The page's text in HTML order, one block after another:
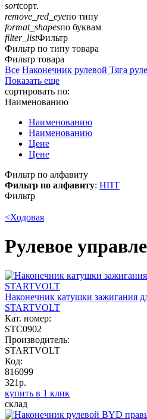
sortсорт.
remove_red_eyeпо типу
format_shapesпо буквам
filter_listФильтр
Фильтр по типу товара
Фильтр товара
Все Наконечник рулевой Тяга
Показать еще
сортировать по:
Наименованию
Наименованию
Наименованию
Цене
Цене
Фильтр по алфавиту
Фильтр по алфавиту: НПТ
Фильтр
<Ходовая
Рулевое
Наконечник катушки зажигания
STARTVOLT
Кат. номер:
STC0902
Производитель:
STARTVOLT
Код:
816099
321р.
купить в 1 клик
склад